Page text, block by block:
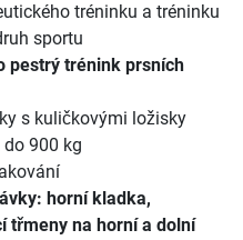
tréninku a tréninku
sportu
pestrý trénink prsních
s kuličkovými ložisky
900 kg
horní kladka,
třmeny na horní a dolní